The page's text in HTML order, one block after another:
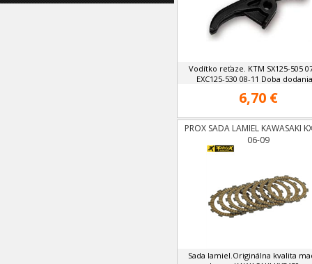
Vodítko reťaze. KTM SX125-505
EXC125-530 08-11 Doba
6,70 €
PROX SADA LAMIEL KAWASAKI
06-09
Sada lamiel.Originálna kvalita